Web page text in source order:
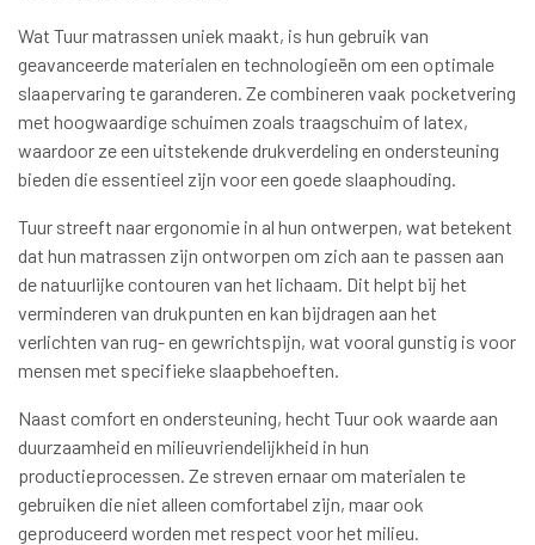
Wat Tuur matrassen uniek maakt, is hun gebruik van
geavanceerde materialen en technologieën om een optimale
slaapervaring te garanderen. Ze combineren vaak pocketvering
met hoogwaardige schuimen zoals traagschuim of latex,
waardoor ze een uitstekende drukverdeling en ondersteuning
bieden die essentieel zijn voor een goede slaaphouding.
Tuur streeft naar ergonomie in al hun ontwerpen, wat betekent
dat hun matrassen zijn ontworpen om zich aan te passen aan
de natuurlijke contouren van het lichaam. Dit helpt bij het
verminderen van drukpunten en kan bijdragen aan het
verlichten van rug- en gewrichtspijn, wat vooral gunstig is voor
mensen met specifieke slaapbehoeften.
Naast comfort en ondersteuning, hecht Tuur ook waarde aan
duurzaamheid en milieuvriendelijkheid in hun
productieprocessen. Ze streven ernaar om materialen te
gebruiken die niet alleen comfortabel zijn, maar ook
geproduceerd worden met respect voor het milieu.